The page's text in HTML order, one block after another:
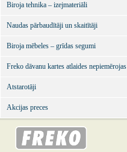
Biroja tehnika – izejmateriāli
Naudas pārbaudītāji un skaitītāji
Biroja mēbeles – grīdas segumi
Freko dāvanu kartes atlaides nepiemērojas
Atstarotāji
Akcijas preces